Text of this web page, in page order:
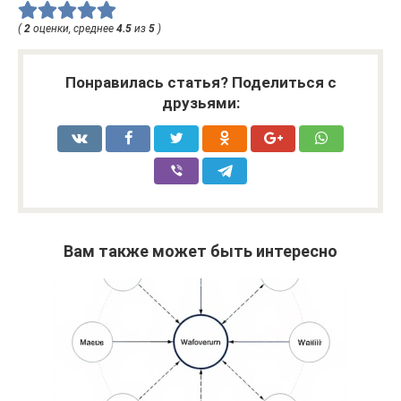
( 2 оценки, среднее 4.5 из 5 )
Понравилась статья? Поделиться с
друзьями:
Вам также может быть интересно